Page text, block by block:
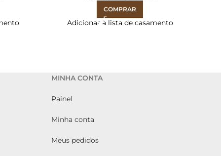
COMPRAR
Adicionar à lista de casamento
MINHA CONTA
Painel
Minha conta
Meus pedidos